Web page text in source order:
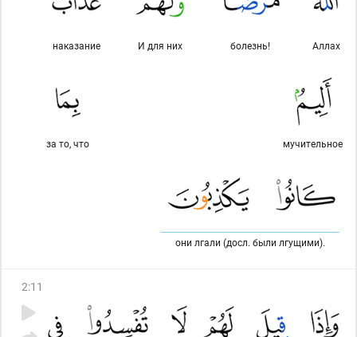
Аллах
болезнь!
И для них
наказание
мучительное
за то, что
они лгали (досл. были лгущими).
2:11